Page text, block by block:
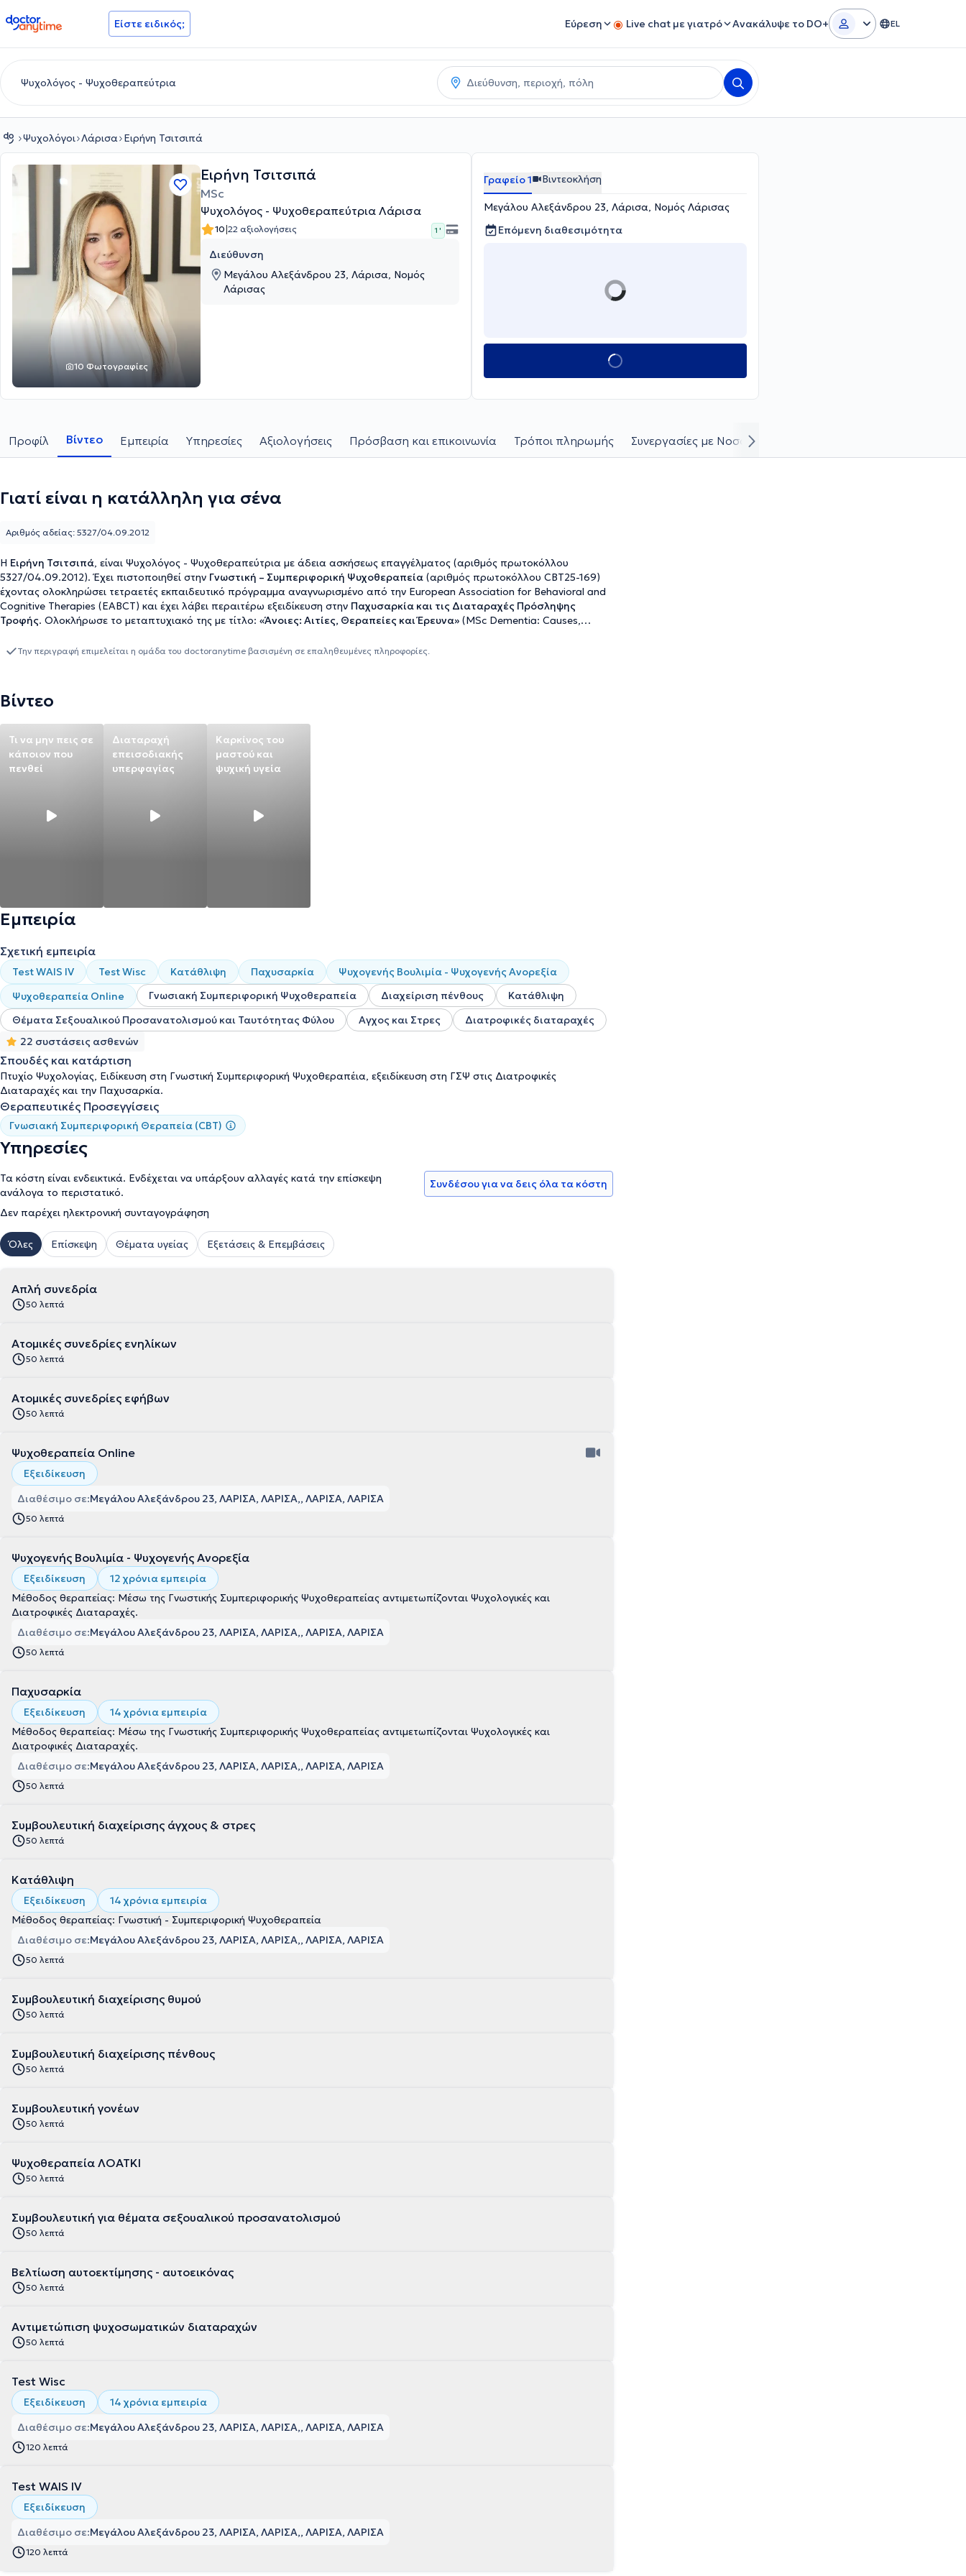
doctoranytime Είστε ειδικός; Εύρεση Live chat με γιατρό Ανακάλυψε το DO+ EL
Ψυχολόγοι Λάρισα Ειρήνη Τσιτσιπά
10 Φωτογραφίες
Ειρήνη Τσιτσιπά
MSc
Ψυχολόγος - Ψυχοθεραπεύτρια Λάρισα
10|22 αξιολογήσεις 1 '
Διεύθυνση
Μεγάλου Αλεξάνδρου 23, Λάρισα, Νομός
Λάρισας
Γραφείο 1 Βιντεοκλήση
Μεγάλου Αλεξάνδρου 23, Λάρισα, Νομός Λάρισας
Επόμενη διαθεσιμότητα
Προφίλ Βίντεο Εμπειρία Υπηρεσίες Αξιολογήσεις Πρόσβαση και επικοινωνία Τρόποι πληρωμής Συνεργασίες με Νοσοκομεία/Κλινικές
Γιατί είναι η κατάλληλη για σένα
Η Ειρήνη Τσιτσιπά, είναι Ψυχολόγος - Ψυχοθεραπεύτρια με άδεια ασκήσεως επαγγέλματος (αριθμός πρωτοκόλλου
5327/04.09.2012). Έχει πιστοποιηθεί στην Γνωστική – Συμπεριφορική Ψυχοθεραπεία (αριθμός πρωτοκόλλου CBT25-169)
έχοντας ολοκληρώσει τετραετές εκπαιδευτικό πρόγραμμα αναγνωρισμένο από την European Association for Behavioral and
Cognitive Therapies (EABCT) και έχει λάβει περαιτέρω εξειδίκευση στην Παχυσαρκία και τις Διαταραχές Πρόσληψης
Τροφής. Ολοκλήρωσε το μεταπτυχιακό της με τίτλο: «Άνοιες: Αιτίες, Θεραπείες και Έρευνα»
τελευταία 14 χρόνια έχει εργαστεί σε νοσοκομεία και δομές Ψυχικής Υγείας τηςΕλλάδας
με ενήλικες και εφήβους.
Αριθμός αδείας: 5327/04.09.2012
Την περιγραφή επιμελείται η ομάδα του doctoranytime βασισμένη σε επαληθευμένες πληροφορίες.
Βίντεο
Τι να μην πεις σε
κάποιον που
πενθεί
Διαταραχή
επεισοδιακής
υπερφαγίας
Καρκίνος του
μαστού και
ψυχική υγεία
Εμπειρία
Σχετική εμπειρία
Test WAIS IV Test Wisc Κατάθλιψη Παχυσαρκία
Ψυχογενής Βουλιμία - Ψυχογενής Ανορεξία
Ψυχοθεραπεία Online
Γνωσιακή Συμπεριφορική Ψυχοθεραπεία Διαχείριση πένθους
Κατάθλιψη
Θέματα Σεξουαλικού Προσανατολισμού και Ταυτότητας Φύλου
Αγχος και Στρες
Διατροφικές διαταραχές
22 συστάσεις ασθενών
Σπουδές και κατάρτιση
Πτυχίο Ψυχολογίας, Ειδίκευση στη Γνωστική Συμπεριφορική Ψυχοθεραπέια, εξειδίκευση στη ΓΣΨ στις Διατροφικές
Διαταραχές και την Παχυσαρκία.
Θεραπευτικές Προσεγγίσεις
Γνωσιακή Συμπεριφορική Θεραπεία (CBT)
Υπηρεσίες
Τα κόστη είναι ενδεικτικά. Ενδέχεται να υπάρξουν αλλαγές κατά την επίσκεψη
ανάλογα το περιστατικό.
Δεν παρέχει ηλεκτρονική συνταγογράφηση
Συνδέσου για να δεις όλα τα κόστη
Όλες Επίσκεψη Θέματα υγείας Εξετάσεις & Επεμβάσεις
Απλή συνεδρία
50 λεπτά
Ατομικές συνεδρίες ενηλίκων
50 λεπτά
Ατομικές συνεδρίες εφήβων
50 λεπτά
Ψυχοθεραπεία Online
Εξειδίκευση
Διαθέσιμο σε:Μεγάλου Αλεξάνδρου 23, ΛΑΡΙΣΑ, ΛΑΡΙΣΑ , ΛΑΡΙΣΑ, ΛΑΡΙΣΑ
50 λεπτά
Ψυχογενής Βουλιμία - Ψυχογενής Ανορεξία
Εξειδίκευση
12 χρόνια εμπειρία
Μέθοδος θεραπείας: Μέσω της Γνωστικής Συμπεριφορικής Ψυχοθεραπείας αντιμετωπίζονται Ψυχολογικές και
Διατροφικές Διαταραχές.
Διαθέσιμο σε:Μεγάλου Αλεξάνδρου 23, ΛΑΡΙΣΑ, ΛΑΡΙΣΑ , ΛΑΡΙΣΑ, ΛΑΡΙΣΑ
50 λεπτά
Παχυσαρκία
Εξειδίκευση
14 χρόνια εμπειρία
Μέθοδος θεραπείας: Μέσω της Γνωστικής Συμπεριφορικής Ψυχοθεραπείας αντιμετωπίζονται Ψυχολογικές και
Διατροφικές Διαταραχές.
Διαθέσιμο σε:Μεγάλου Αλεξάνδρου 23, ΛΑΡΙΣΑ, ΛΑΡΙΣΑ , ΛΑΡΙΣΑ, ΛΑΡΙΣΑ
50 λεπτά
Συμβουλευτική διαχείρισης άγχους & στρες
50 λεπτά
Κατάθλιψη
Εξειδίκευση
14 χρόνια εμπειρία
Μέθοδος θεραπείας: Γνωστική - Συμπεριφορική Ψυχοθεραπεία
Διαθέσιμο σε:Μεγάλου Αλεξάνδρου 23, ΛΑΡΙΣΑ, ΛΑΡΙΣΑ , ΛΑΡΙΣΑ, ΛΑΡΙΣΑ
50 λεπτά
Συμβουλευτική διαχείρισης θυμού
50 λεπτά
Συμβουλευτική διαχείρισης πένθους
50 λεπτά
Συμβουλευτική γονέων
50 λεπτά
Ψυχοθεραπεία ΛΟΑΤΚΙ
50 λεπτά
Συμβουλευτική για θέματα σεξουαλικού προσανατολισμού
50 λεπτά
Βελτίωση αυτοεκτίμησης - αυτοεικόνας
50 λεπτά
Αντιμετώπιση ψυχοσωματικών διαταραχών
50 λεπτά
Test Wisc
Εξειδίκευση
14 χρόνια εμπειρία
Διαθέσιμο σε:Μεγάλου Αλεξάνδρου 23, ΛΑΡΙΣΑ, ΛΑΡΙΣΑ , ΛΑΡΙΣΑ, ΛΑΡΙΣΑ
120 λεπτά
Test WAIS IV
Εξειδίκευση
Διαθέσιμο σε:Μεγάλου Αλεξάνδρου 23, ΛΑΡΙΣΑ, ΛΑΡΙΣΑ , ΛΑΡΙΣΑ, ΛΑΡΙΣΑ
120 λεπτά